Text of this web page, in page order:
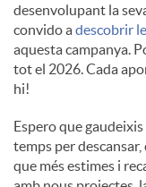
desenvolupant la
convido adescobrir
aquesta campanya.
tot el 2026. Cada
hi!
Espero que
temps per
que més estimes i